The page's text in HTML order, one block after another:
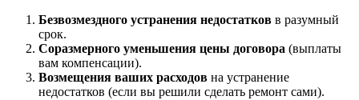
Безвозмездного устранения недостатков в разумный
срок.
Соразмерного уменьшения цены договора (выплаты
вам компенсации).
Возмещения ваших расходов на устранение
недостатков (если вы решили сделать ремонт сами).